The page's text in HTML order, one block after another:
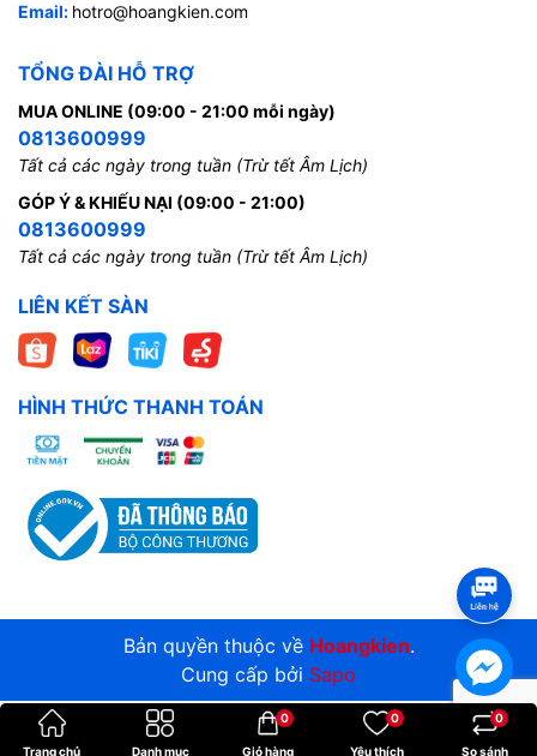
Email: hotro@hoangkien.com
TỔNG ĐÀI HỖ TRỢ
MUA ONLINE (09:00 - 21:00 mỗi ngày)
0813600999
Tất cả các ngày trong tuần (Trừ tết Âm Lịch)
GÓP Ý & KHIẾU NẠI (09:00 - 21:00)
0813600999
Tất cả các ngày trong tuần (Trừ tết Âm Lịch)
LIÊN KẾT SÀN
HÌNH THỨC THANH TOÁN
Bản quyền thuộc về Hoangkien.
Cung cấp bởi Sapo
Trang chủ Danh mục Giỏ hàng
0
Yêu thích
0
So sánh
0